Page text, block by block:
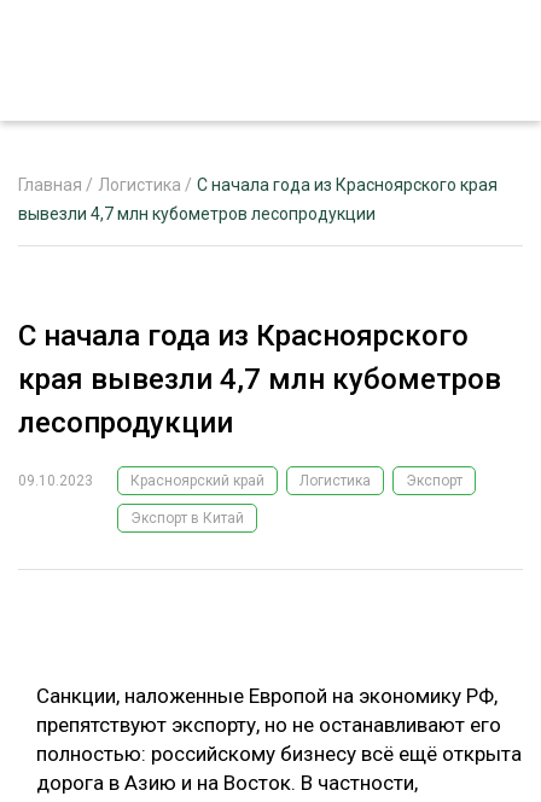
РЕКЛАМОДАТЕЛЯМ
ЛЕСНОЕ ХОЗЯЙСТВО
ЛЕСОЗАГОТОВКА
ОБРАБОТКА ДРЕВЕСИНЫ
ЛЕСОВОССТАНОВЛЕНИЕ И ЗАЩИТА
ЛОГИСТИКА
ПРОИЗВОДСТВО ДРЕВЕСНЫХ ПЛИТ
ТЕМАТИЧЕСКИЕ ПРОЕКТЫ
ПОДБОРКИ СТАТЕЙ
ЭКСПЕРТНОЕ МНЕНИЕ
Главная / Логистика / С начала года из Красноярского края
вывезли 4,7 млн кубометров лесопродукции
С начала года из Красноярского
края вывезли 4,7 млн кубометров
лесопродукции
09.10.2023 Красноярский край Логистика Экспорт
Экспорт в Китай
Санкции, наложенные Европой на экономику РФ,
препятствуют экспорту, но не останавливают его
полностью: российскому бизнесу всё ещё открыта
дорога в Азию и на Восток. В частности,